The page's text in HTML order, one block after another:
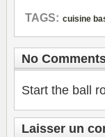
TAGS: cuisine
No
Start the ball
Laisser un